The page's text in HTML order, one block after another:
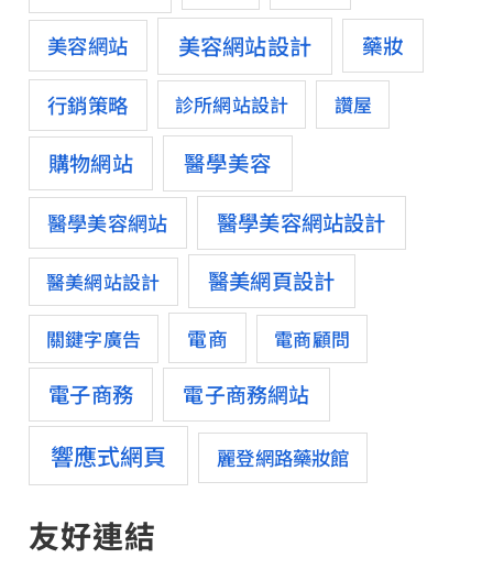
美容網站 美容網站設計 藥妝
行銷策略 診所網站設計 讚屋
購物網站 醫學美容
醫學美容網站 醫學美容網站設計
醫美網站設計 醫美網頁設計
關鍵字廣告 電商 電商顧問
電子商務 電子商務網站
響應式網頁 麗登網路藥妝館
友好連結